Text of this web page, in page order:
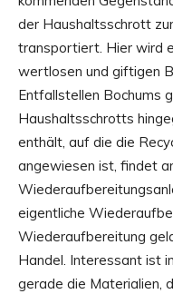
der Haushaltsschrott
transportiert. Hier wird
wertlosen und giftigen
Entfallstellen Bochums
Haushaltsschrotts
enthält, auf die die
angewiesen ist, findet
eigentliche
Wiederaufbereitung
Handel. Interessant ist
gerade die Materialien,